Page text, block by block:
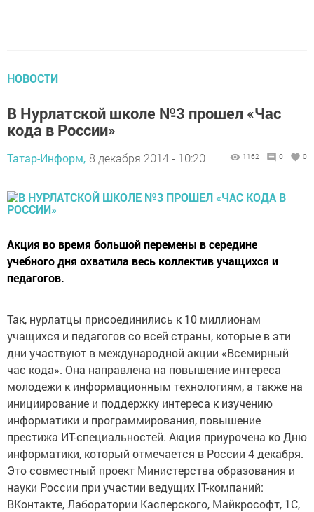
НОВОСТИ
В Нурлатской школе №3 прошел «Час
кода в России»
Татар-Информ, 8 декабря 2014 - 10:20 1162 0 0
Акция во время большой перемены в середине
учебного дня охватила весь коллектив учащихся и
педагогов.
Так, нурлатцы присоединились к 10 миллионам
учащихся и педагогов со всей страны, которые в эти
дни участвуют в международной акции «Всемирный
час кода». Она направлена на повышение интереса
молодежи к информационным технологиям, а также на
инициирование и поддержку интереса к изучению
информатики и программирования, повышение
престижа ИТ-специальностей. Акция приурочена ко Дню
информатики, который отмечается в России 4 декабря.
Это совместный проект Министерства образования и
науки России при участии ведущих IT-компаний:
ВКонтакте, Лаборатории Касперского, Майкрософт, 1С,